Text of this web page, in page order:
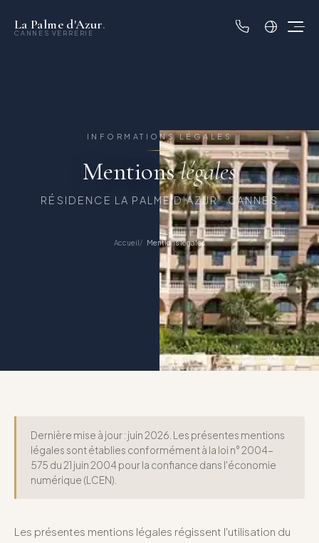
La Palme d'Azur.
CANNES VERRERIE
INFORMATIONS LÉGALES
Mentionslégales
RÉSIDENCE LA PALME D’AZUR · CANNES
Accueil Mentions légales
Dernière mise à jour : juin 2026. Les présentes mentions
légales sont établies conformément à la loi n° 2004-
575 du 21 juin 2004 pour la confiance dans l'économie
numérique (LCEN).
Les présentes mentions légales régissent l'utilisation du